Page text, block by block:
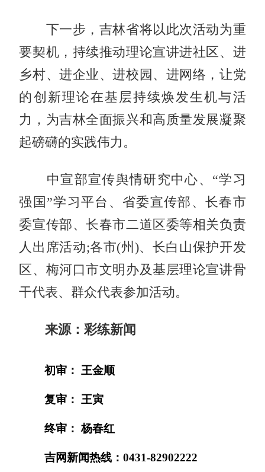
下一步，吉林省将以此次活动为重
要契机，持续推动理论宣讲进社区、进
乡村、进企业、进校园、进网络，让党
的创新理论在基层持续焕发生机与活
力，为吉林全面振兴和高质量发展凝聚
起磅礴的实践伟力。
中宣部宣传舆情研究中心、“学习
强国”学习平台、省委宣传部、长春市
委宣传部、长春市二道区委等相关负责
人出席活动;各市(州)、长白山保护开发
区、梅河口市文明办及基层理论宣讲骨
干代表、群众代表参加活动。
来源：彩练新闻
初审： 王金顺
复审： 王寅
终审： 杨春红
吉网新闻热线：0431-82902222